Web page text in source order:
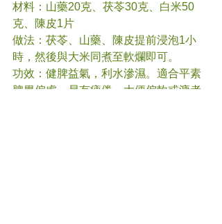
材料：山藥20克、茯苓30克、白米50
克、陳皮1片
做法：茯苓、山藥、陳皮提前浸泡1小
時，然後與大米同煮至軟爛即可。
功效：健脾益氣，利水滲濕。適合平素
脾胃偏虛、易有疲倦、大便偏軟或溏者